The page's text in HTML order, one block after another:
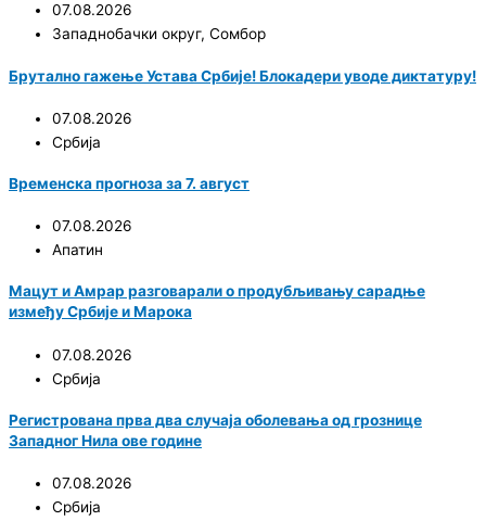
07.08.2026
Западнобачки округ, Сомбор
Брутално гажење Устава Србије! Блокадери уводе диктатуру!
07.08.2026
Србија
Временска прогноза за 7. август
07.08.2026
Апатин
Мацут и Амрар разговарали о продубљивању сарадње
између Србије и Марока
07.08.2026
Србија
Регистрована прва два случаја оболевања од грознице
Западног Нила ове године
07.08.2026
Србија